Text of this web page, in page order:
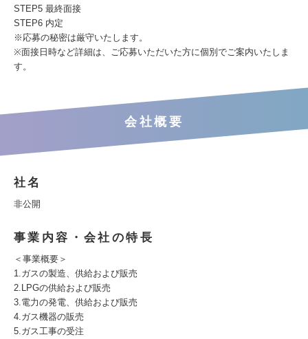
STEP5 最終面接
STEP6 内定
※応募の秘密は厳守いたします。
※面接日時など詳細は、ご応募いただいた方に個別でご案内いたしま
す。
会社概要
社名
非公開
事業内容・会社の特長
＜事業概要＞
1.ガスの製造、供給および販売
2.LPGの供給および販売
3.電力の発電、供給および販売
4.ガス機器の販売
5.ガス工事の受注